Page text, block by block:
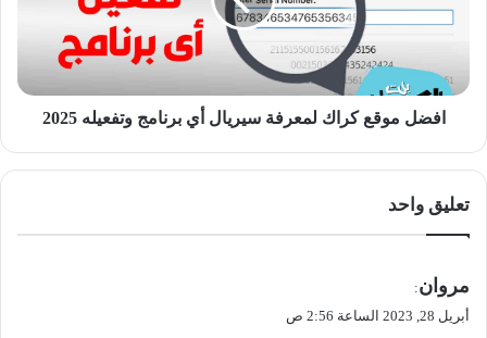
وتفعيله
2025
افضل موقع كراك لمعرفة سيريال أي برنامج وتفعيله 2025
تعليق واحد
ق
مروان:
أبريل 28, 2023 الساعة 2:56 ص